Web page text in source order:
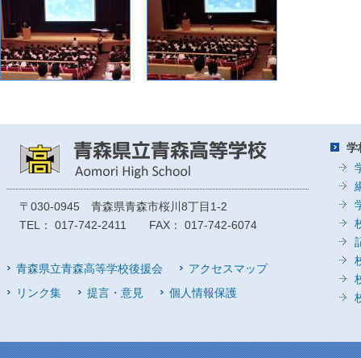
〒030-0945 青森県青森市桜川8丁目1-2
TEL： 017-742-2411 FAX： 017-742-6074
青森県立青森高等学校後援会
アクセスマップ
リンク集
提言・意見 個人情報保護
学